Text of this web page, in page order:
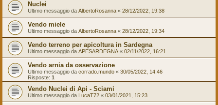
Nuclei
Ultimo messaggio da AlbertoRosanna « 28/12/2022, 19:38
Vendo miele
Ultimo messaggio da AlbertoRosanna « 28/12/2022, 19:34
Vendo terreno per apicoltura in Sardegna
Ultimo messaggio da APESARDEGNA « 02/11/2022, 16:21
Vendo arnia da osservazione
Ultimo messaggio da corrado.mundo « 30/05/2022, 14:46
Risposte: 1
Vendo Nuclei di Api - Sciami
Ultimo messaggio da LucaT72 « 03/01/2021, 15:23